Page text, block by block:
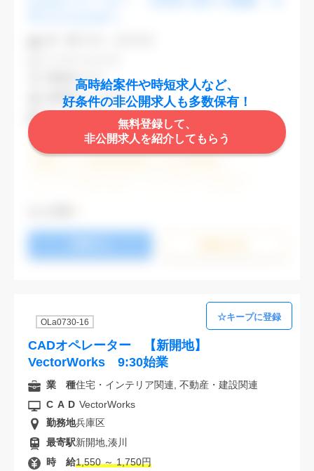
高時給案件や時短求人など、
好条件の非公開求人も多数保有！
無料登録して、
非公開求人を紹介してもらう
土日祝休み (土日祝がすべて休日である仕事)
勤務地渋谷区
最寄駅渋谷,表参道
OLa0730-16
CADオペレーター 【新開地】
VectorWorks 9:30始業
業 種住宅・インテリア関連, 不動産・建設関連
CAD VectorWorks
勤務地兵庫区
最寄駅新開地,湊川
時 給1,550 ～ 1,750円